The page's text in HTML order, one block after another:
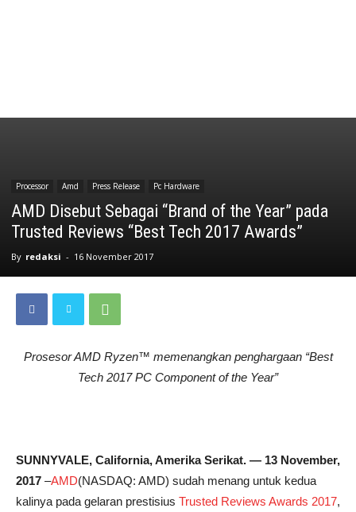
Processor Amd Press Release Pc Hardware
AMD Disebut Sebagai “Brand of the Year” pada
Trusted Reviews “Best Tech 2017 Awards”
By redaksi - 16 November 2017
Prosesor AMD Ryzen™ memenangkan penghargaan “Best
Tech 2017 PC Component of the Year”
SUNNYVALE, California, Amerika Serikat. — 13 November,
2017 –AMD(NASDAQ: AMD) sudah menang untuk kedua
kalinya pada gelaran prestisius Trusted Reviews Awards 2017,